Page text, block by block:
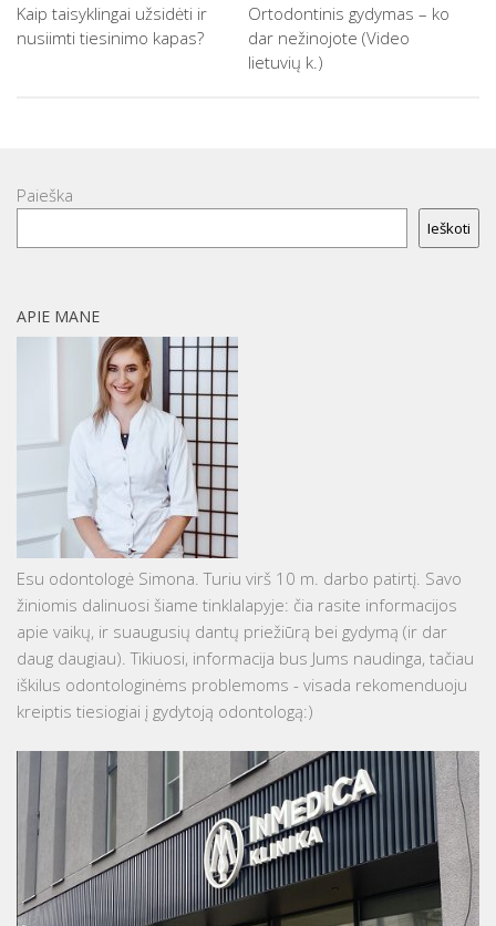
Kaip taisyklingai užsidėti ir
nusiimti tiesinimo kapas?
Ortodontinis gydymas – ko
dar nežinojote (Video
lietuvių k.)
Paieška
Ieškoti
APIE MANE
Esu odontologė Simona. Turiu virš 10 m. darbo patirtį. Savo
žiniomis dalinuosi šiame tinklalapyje: čia rasite informacijos
apie vaikų, ir suaugusių dantų priežiūrą bei gydymą (ir dar
daug daugiau). Tikiuosi, informacija bus Jums naudinga, tačiau
iškilus odontologinėms problemoms - visada rekomenduoju
kreiptis tiesiogiai į gydytoją odontologą:)